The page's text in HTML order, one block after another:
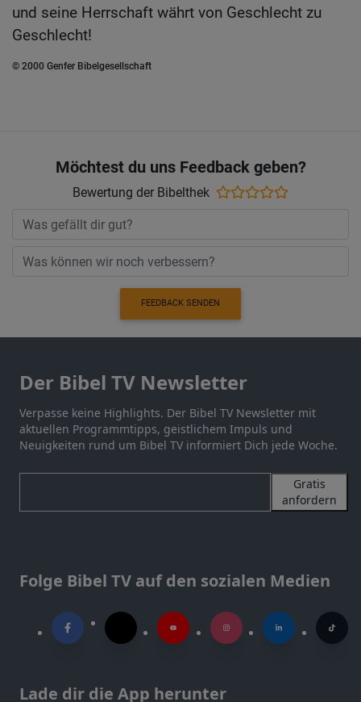
und seine Herrschaft währt von Geschlecht zu
Geschlecht!
© 2000 Genfer Bibelgesellschaft
Möchtest du uns Feedback geben?
Bewertung der Bibelthek
FEEDBACK SENDEN
Der Bibel TV Newsletter
Verpasse keine Highlights. Der Bibel TV Newsletter mit
aktuellen Programmtipps, geistlichem Impuls und
Neuigkeiten rund um Bibel TV informiert Dich jede Woche.
Gratis
anfordern
Folge Bibel TV auf den sozialen Medien
Lade dir die App herunter